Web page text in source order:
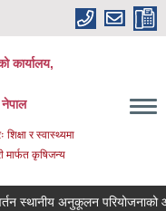
कार्यालय,
र स्वास्थ्यमा
मार्फत कृषिजन्य
स्थानीय अनुकूलन